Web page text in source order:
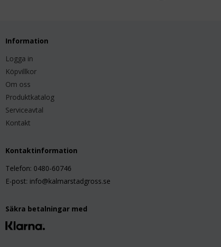
Information
Logga in
Köpvillkor
Om oss
Produktkatalog
Serviceavtal
Kontakt
Kontaktinformation
Telefon: 0480-60746
E-post: info@kalmarstadgross.se
Säkra betalningar med